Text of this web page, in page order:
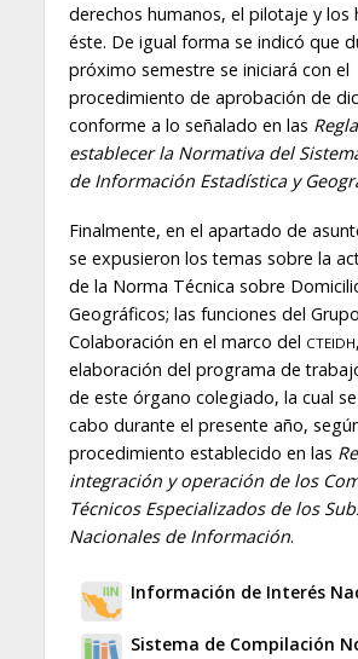
derechos humanos, el pilotaje y los
éste. De igual forma se indicó que
próximo semestre se iniciará con el
procedimiento de aprobación de
conforme a lo señalado en las
establecer la Normativa del
de Información Estadística y
Finalmente, en el apartado de
se expusieron los temas sobre la
de la Norma Técnica sobre
Geográficos; las funciones del
Colaboración en el marco del CTEIDH
elaboración del programa de
de este órgano colegiado, la cual
cabo durante el presente año,
procedimiento establecido en las
integración y operación de los
Técnicos Especializados de los
Nacionales de Información.
Información de Interés
Sistema de Compilación